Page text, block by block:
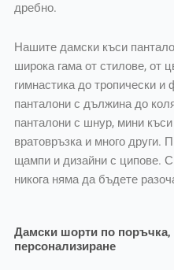
дребно.
Нашите дамски къси
широка гама от стилове, от
гимнастика до тропически
панталони с дължина до
панталони с шнур, мини
вратовръзка и много други.
щампи и дизайни с ципове.
никога няма да бъдете
Дамски шорти по поръчка,
персонализиране